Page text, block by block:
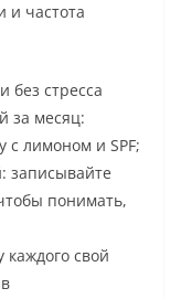
и частота
без стресса
за месяц:
с лимоном и SPF;
записывайте
понимать,
свой